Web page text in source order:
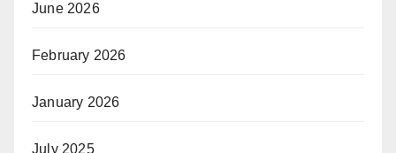
June 2026
February 2026
January 2026
July 2025